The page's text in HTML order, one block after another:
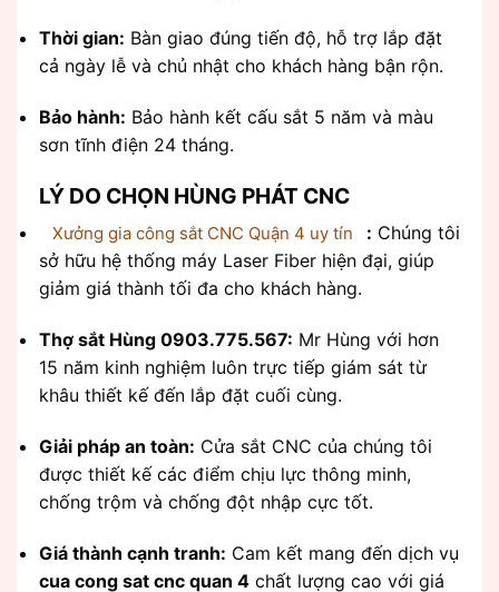
Thời gian: Bàn giao đúng tiến độ, hỗ trợ lắp đặt
cả ngày lễ và chủ nhật cho khách hàng bận rộn.
Bảo hành: Bảo hành kết cấu sắt 5 năm và màu
sơn tĩnh điện 24 tháng.
LÝ DO CHỌN HÙNG PHÁT CNC
Xưởng gia công sắt CNC Quận 4 uy tín : Chúng tôi
sở hữu hệ thống máy Laser Fiber hiện đại, giúp
giảm giá thành tối đa cho khách hàng.
Thợ sắt Hùng 0903.775.567: Mr Hùng với hơn
15 năm kinh nghiệm luôn trực tiếp giám sát từ
khâu thiết kế đến lắp đặt cuối cùng.
Giải pháp an toàn: Cửa sắt CNC của chúng tôi
được thiết kế các điểm chịu lực thông minh,
chống trộm và chống đột nhập cực tốt.
Giá thành cạnh tranh: Cam kết mang đến dịch vụ
cua cong sat cnc quan 4 chất lượng cao với giá